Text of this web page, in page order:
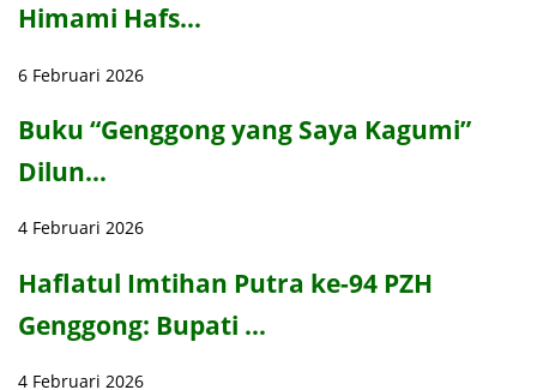
Himami Hafs…
6 Februari 2026
Buku “Genggong yang Saya Kagumi”
Dilun…
4 Februari 2026
Haflatul Imtihan Putra ke-94 PZH
Genggong: Bupati …
4 Februari 2026